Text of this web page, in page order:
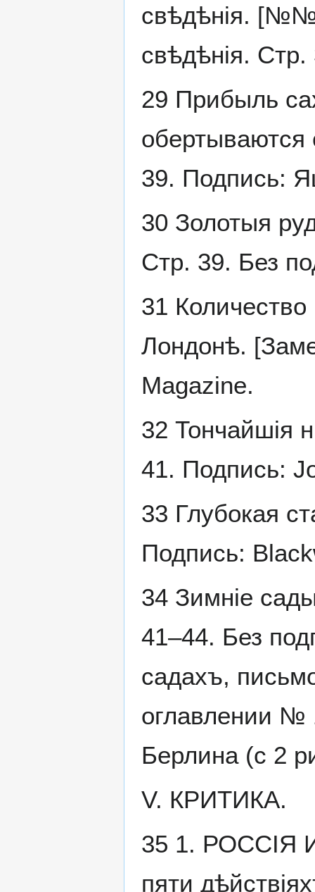
свѣдѣнія.
свѣдѣнія. Стр.
29 Прибыль
обертываются
39. Подпись:
30 Золотыя
Стр. 39. Без
31
Лондонѣ.
Magazine.
32 Тончайшія
41. Подпись:
33 Глубокая
Подпись:
34 Зимніе
41–44. Без
садахъ,
оглавлении №
Берлина (с 2
V. КРИТИКА.
35 1. РОССІЯ
пяти